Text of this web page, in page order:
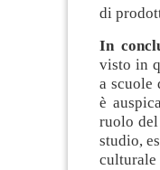
di
In
visto in
a scuole
è
ruolo
studio,
culturale